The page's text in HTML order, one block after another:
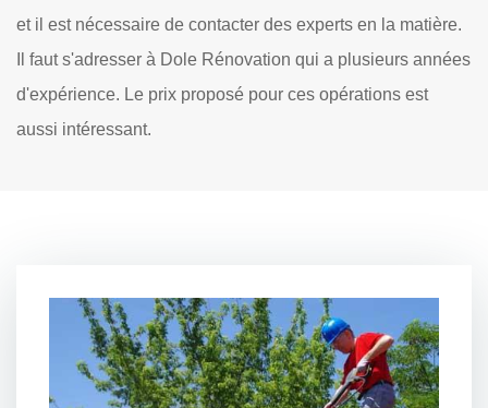
et il est nécessaire de contacter des experts en la matière.
Il faut s'adresser à Dole Rénovation qui a plusieurs années
d'expérience. Le prix proposé pour ces opérations est
aussi intéressant.